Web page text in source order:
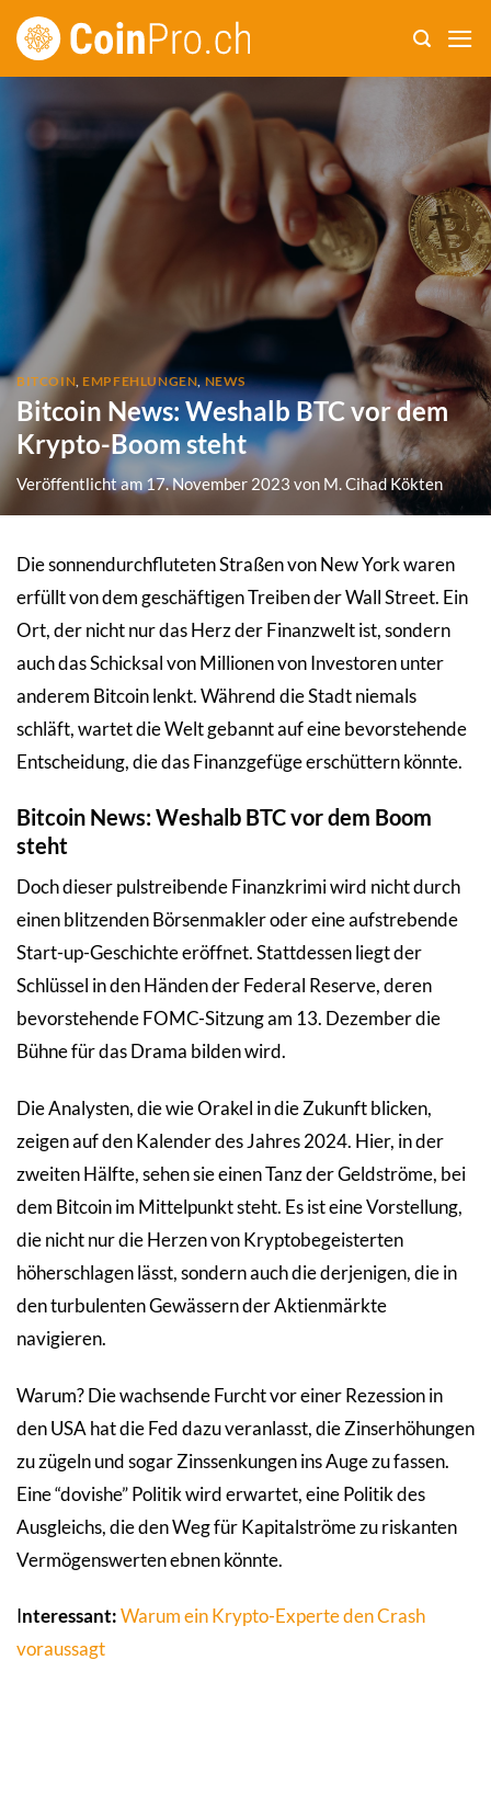
Zum
Inhalt
BITCOIN, EMPFEHLUNGEN,NEWS
Bitcoin News: Weshalb BTC vor dem
Krypto-Boom steht
Veröffentlicht am 17. November 2023 von M. Cihad Kökten
Die sonnendurchfluteten Straßen von New York waren
erfüllt von dem geschäftigen Treiben der Wall Street. Ein
Ort, der nicht nur das Herz der Finanzwelt ist, sondern
auch das Schicksal von Millionen von Investoren unter
anderem Bitcoin lenkt. Während die Stadt niemals
schläft, wartet die Welt gebannt auf eine bevorstehende
Entscheidung, die das Finanzgefüge erschüttern könnte.
Bitcoin News: Weshalb BTC vor dem Boom
steht
Doch dieser pulstreibende Finanzkrimi wird nicht durch
einen blitzenden Börsenmakler oder eine aufstrebende
Start-up-Geschichte eröffnet. Stattdessen liegt der
Schlüssel in den Händen der Federal Reserve, deren
bevorstehende FOMC-Sitzung am 13. Dezember die
Bühne für das Drama bilden wird.
Die Analysten, die wie Orakel in die Zukunft blicken,
zeigen auf den Kalender des Jahres 2024. Hier, in der
zweiten Hälfte, sehen sie einen Tanz der Geldströme, bei
dem Bitcoin im Mittelpunkt steht. Es ist eine Vorstellung,
die nicht nur die Herzen von Kryptobegeisterten
höherschlagen lässt, sondern auch die derjenigen, die in
den turbulenten Gewässern der Aktienmärkte
navigieren.
Warum? Die wachsende Furcht vor einer Rezession in
den USA hat die Fed dazu veranlasst, die Zinserhöhungen
zu zügeln und sogar Zinssenkungen ins Auge zu fassen.
Eine “dovishe” Politik wird erwartet, eine Politik des
Ausgleichs, die den Weg für Kapitalströme zu riskanten
Vermögenswerten ebnen könnte.
Interessant:Warum ein Krypto-Experte den Crash
voraussagt